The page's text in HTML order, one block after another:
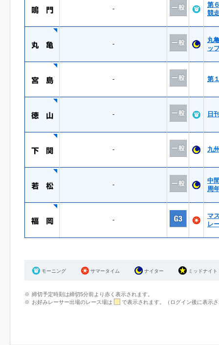
-
第
競
-
丸
ッ
- 第
- 日
- 九
-
中
周
-
マ
レ
モーニング サマータイム ナイター ミッドナイト
締切予定時刻は締切5分前より赤く表示されます。
お好みレーサー出場のレース場は
で表示されます。（ログイン後に表示